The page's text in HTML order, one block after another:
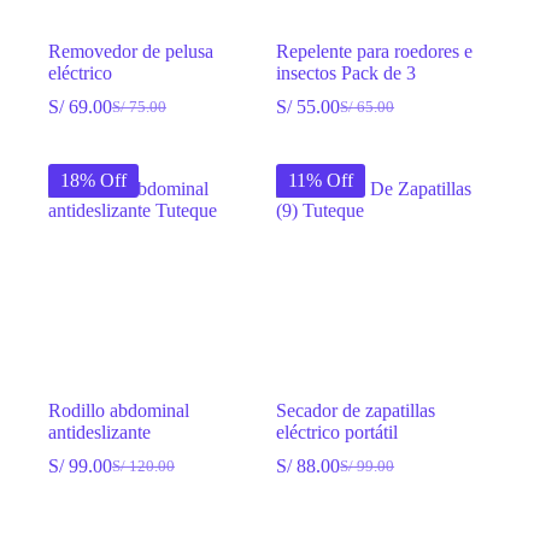
Removedor de pelusa
eléctrico
S/75.00
El
original
era:
S/ 75.00.
S/69.00El
actual
es:
S/ 69.00.
Repelente para roedores e
insectos Pack de 3
S/65.00
El
original
era:
S/ 65.00.
S/55.00El
actual
es:
S/ 55.00.
18% Off
Rodillo abdominal
antideslizante
S/120.00
El
S/99.00El
11% Off
Secador de zapatillas
eléctrico portátil
S/99.00
El
S/88.00El